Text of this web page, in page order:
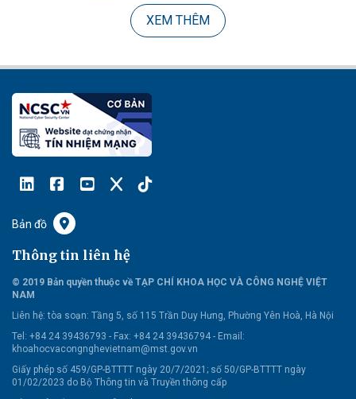
XEM THÊM
Bản đồ
Thông tin liên hệ
© 2019 Bản quyền thuộc về TẠP CHÍ KHOA HỌC VÀ CÔNG NGHỆ VIỆT
NAM
Liên hệ: tòa soạn: Tầng 5, số 115 Trần Duy Hưng, Phường Yên Hoà, Hà Nội
Tel: +84 24 39436793 - Fax: +84 24 39436794 - Email:
khoahocvacongnghevietnam@mst.gov.vn
Giấy phép số 459/GP-BTTTT ngày 20/7/2021; số 50/GP-BTTTT ngày
01/02/2023 do Bộ Thông tin và Truyền thông cấp